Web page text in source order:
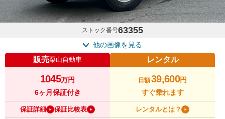
ストック番号63355
他の画像を見る
販売栗山自動車
1045万円
6ヶ月保証付き
保証詳細 保証比較表
レンタル
日額39,600円
すぐ乗れます
レンタルとは？